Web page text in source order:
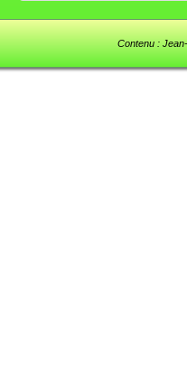
Contenu :